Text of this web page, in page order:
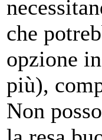
che
opzione
più),
Non